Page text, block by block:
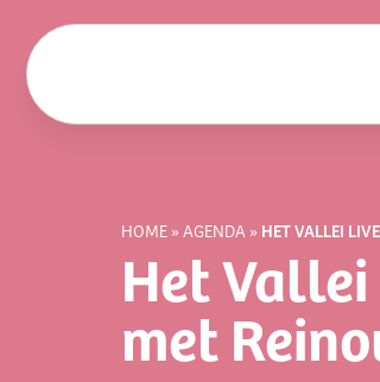
HOME » AGENDA » HET VALLEI
Het
met